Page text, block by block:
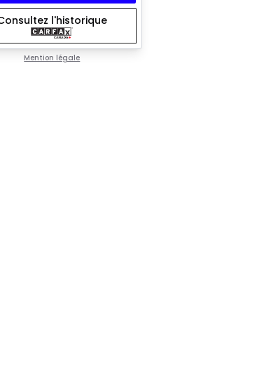
l'historique
Mention légale